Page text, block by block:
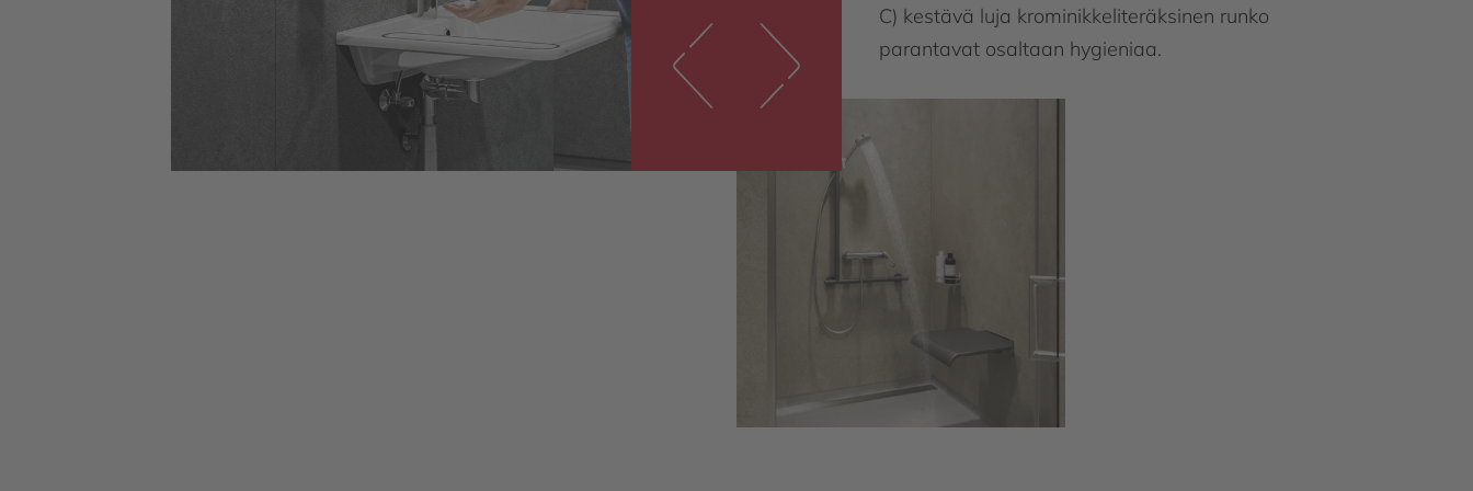
C) kestävä luja krominikkeliteräksinen runko
parantavat osaltaan hygieniaa.
C) kestävä luja krominikkeliteräksinen runko
parantavat osaltaan hygieniaa.